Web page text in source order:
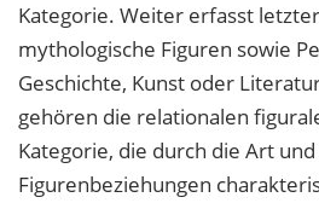
Kategorie. Weiter erfasst
mythologische Figuren sowie
Geschichte, Kunst oder
gehören die relationalen
Kategorie, die durch die Art
Figurenbeziehungen